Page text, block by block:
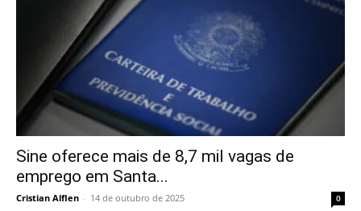
Sine oferece mais de 8,7 mil vagas de
emprego em Santa...
Cristian Alflen - 14 de outubro de 2025 0